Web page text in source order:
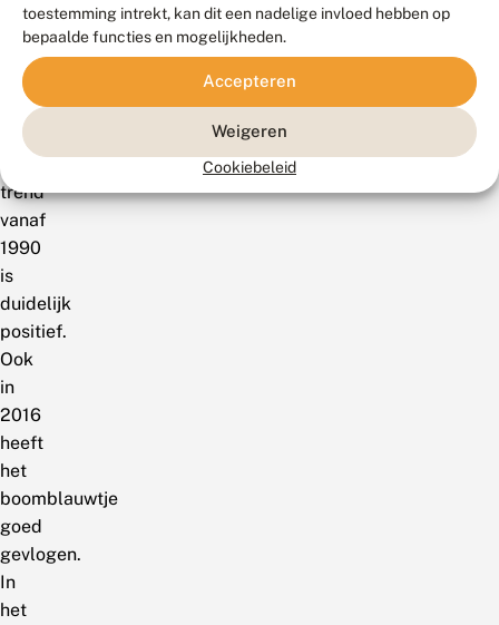
toestemming intrekt, kan dit een nadelige invloed hebben op
bepaalde functies en mogelijkheden.
Accepteren
Weigeren
Cookiebeleid
van
tot
jaar,
maar
trend
vanaf
1990
is
duidelijk
positief.
Ook
in
2016
heeft
het
boomblauwtje
goed
gevlogen.
In
het